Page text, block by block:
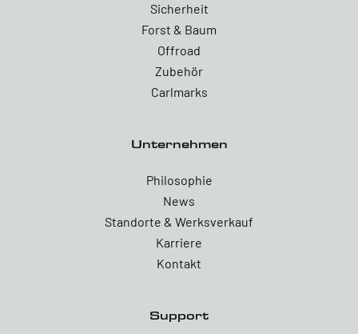
Sicherheit
Forst & Baum
Offroad
Zubehör
Carlmarks
Unternehmen
Philosophie
News
Standorte & Werksverkauf
Karriere
Kontakt
Support